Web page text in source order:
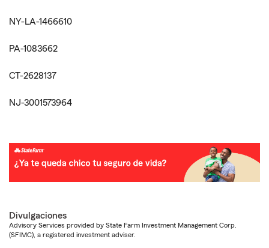
NY-LA-1466610
PA-1083662
CT-2628137
NJ-3001573964
Divulgaciones
Advisory Services provided by State Farm Investment Management Corp.
(SFIMC), a registered investment adviser.